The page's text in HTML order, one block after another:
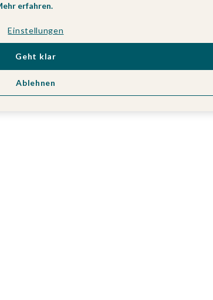
erfahren.
Einstellungen
Ablehnen
Geht klar